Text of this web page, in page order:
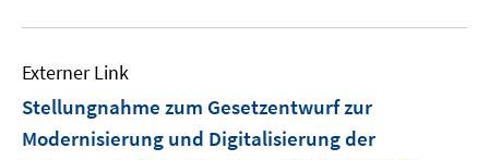
Externer Link
Stellungnahme zum Gesetzentwurf zur
Modernisierung und Digitalisierung der